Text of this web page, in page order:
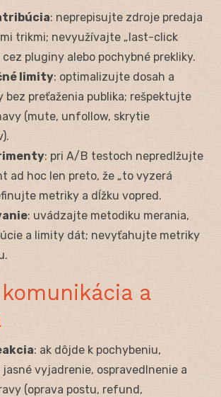
: neprepisujte zdroje predaja
trikmi; nevyužívajte „last-click
pluginy alebo pochybné prekliky.
limity: optimalizujte dosah a
bez preťaženia publika; rešpektujte
(mute, unfollow, skrytie
: pri A/B testoch nepredlžujte
ad hoc len preto, že „to vyzerá
metriky a dĺžku vopred.
: uvádzajte metodiku merania,
a limity dát; nevyťahujte metriky
a
: ak dôjde k pochybeniu,
vyjadrenie, ospravedlnenie a
(oprava postu, refund,